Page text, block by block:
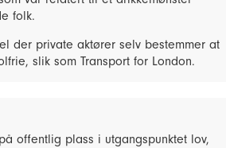
folk.
der private aktører selv bestemmer at
slik som Transport for London.
offentlig plass i utgangspunktet lov,